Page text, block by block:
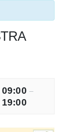
09:00 –
19:00